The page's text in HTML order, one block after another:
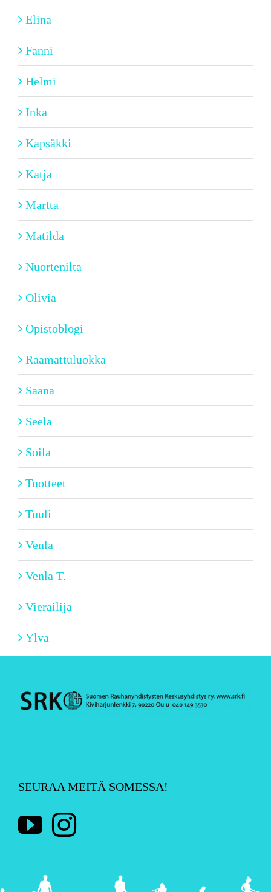
Elina
Fanni
Helmi
Inka
Kapsäkki
Katja
Martta
Matilda
Nuortenilta
Olivia
Opistoblogi
Raamattuluokka
Saana
Seela
Soila
Tuotteet
Tuuli
Venla
Venla T.
Vierailija
Ylva
SEURAA MEITÄ SOMESSA!